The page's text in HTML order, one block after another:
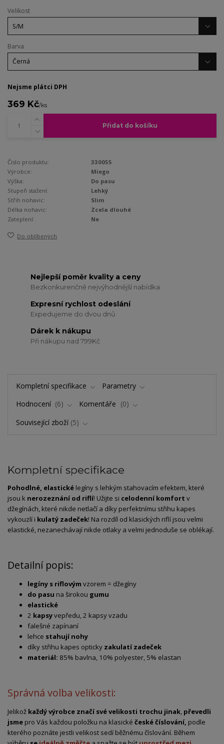
Velikost
Barva
Nejsme plátci DPH
369 Kč/ks
Přidat do košíku
Číslo produktu:
330055
Výrobce:
Miego
Výška:
Do pasu
Stupeň stažení:
Lehký
Střih nohavic:
Slim
Délka nohavic:
Zcela dlouhé
Zateplení:
Ne
Do oblíbených
Nejlepší poměr kvality a ceny
Bezkonkurenčně nejvýhodnější nabídka
Expresní rychlost odeslání
Expedujeme do dvou dnů
Dárek k nákupu
Při nákupu nad 799Kč
Kompletní specifikace
Parametry
Hodnocení
6 Komentáře
0
Související zboží 5
Kompletní specifikace
Pohodlné, elastické legíny s lehkým stahovacím efektem, které
jsou k nerozeznání od riflí! Užijte si celodenní komfort v
džegínách, které nikde netlačí a díky perfektnímu střihu kapes
vykouzlí i kulatý zadeček! Na rozdíl od klasických riflí jsou velmi
elastické, nezanechávají nikde otlaky a velmi jednoduše se oblékají.
Detailní popis:
legíny s riflovým vzorem = džegíny
do pasu na širokou gumu
elastické
2 kapsyvepředu, 2 kapsy vzadu
falešné zapínaní
lehce stahují nohy
díky střihu kapes opticky zakulatí zadeček
materiál: 85% bavlna, 10% polyester, 5% elastan
Správná volba velikosti:
Jelikož každý výrobce značí své velikosti trochu jinak, převedli
jsme pro Vás každou položku na klasické české číslování, podle
kterého poznáte jestli velikost sedí běžnému číslování. Během